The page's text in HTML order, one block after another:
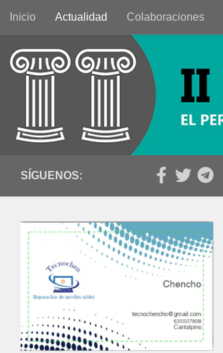
Saltar al contenido
Inicio Actualidad Colaboraciones
SÍGUENOS: